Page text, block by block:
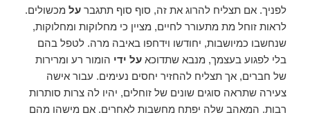
לפניך. אם תצליח להרוג את זה, סוף סוף תתגברעל מכשולים.
לראות זוחל מת מתעורר לחיים, מציין כי מחלוקות ומחלוקות,
שנחשבו כמיושבות, יחודשו וידחפו באיבה מרה. לטפל בהם
בלי לפגוע בעצמך, מנבא שתדוכאעל ידי הומור רע ומרירות
של חברים, אך תצליח להחזיר יחסים נעימים. עבור אישה
צעירה שתראה סוגים שונים של זוחלים, יהיו לה צרות סותרות
רבות. המאהב שלה יפתח מחשבות לאחרים. אם מישהו מהם